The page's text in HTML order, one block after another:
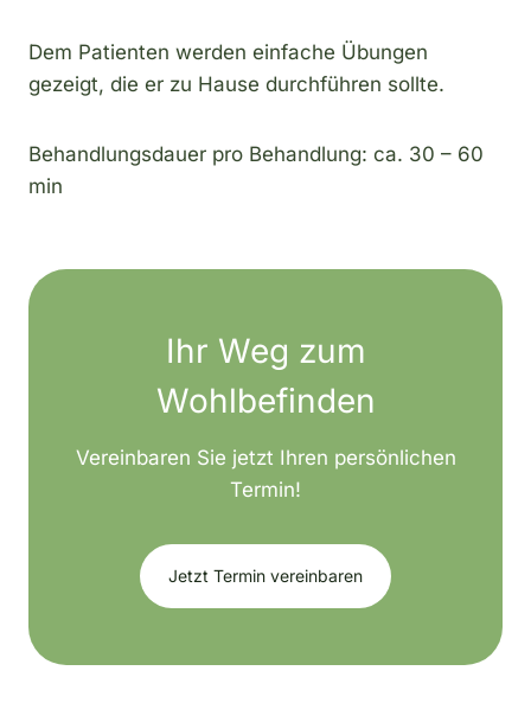
Dem Patienten werden einfache Übungen
gezeigt, die er zu Hause durchführen sollte.
Behandlungsdauer pro Behandlung: ca. 30 – 60
min
Ihr Weg zum
Wohlbefinden
Vereinbaren Sie jetzt Ihren persönlichen
Termin!
Jetzt Termin vereinbaren